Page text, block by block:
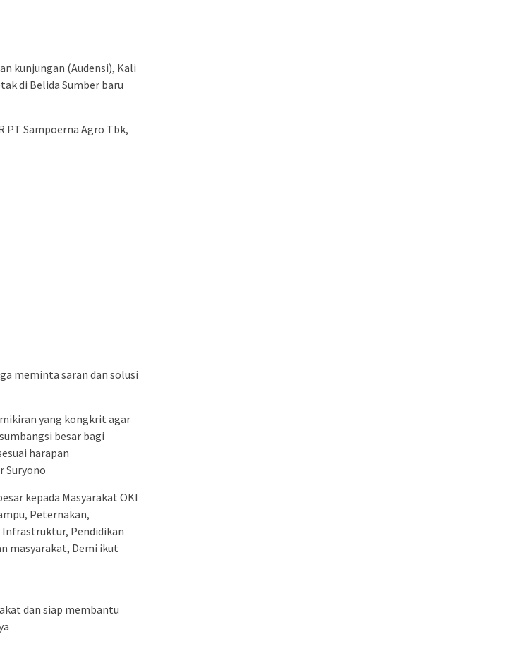
kunjungan (Audensi), Kali
di Belida Sumber baru
PT Sampoerna Agro Tbk,
meminta saran dan solusi
yang kongkrit agar
besar bagi
harapan
Suryono
kepada Masyarakat OKI
Peternakan,
Infrastruktur, Pendidikan
masyarakat, Demi ikut
dan siap membantu